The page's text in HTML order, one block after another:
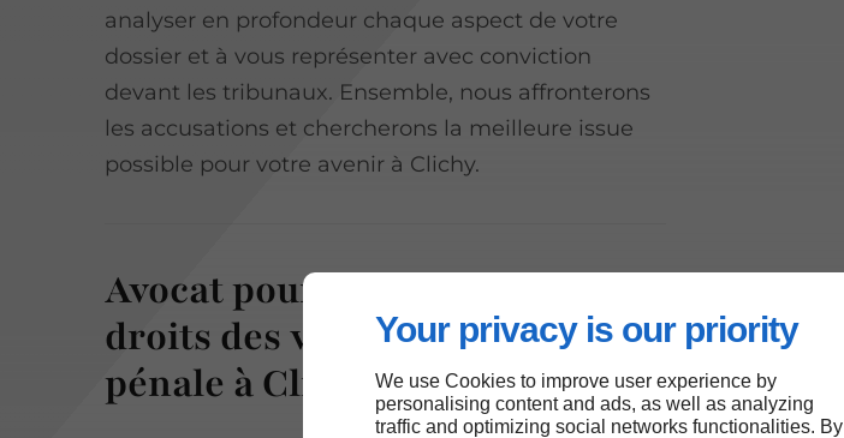
Your privacy is our priority
We use Cookies to improve user experience by
personalising content and ads, as well as analyzing
traffic and optimizing social networks functionalities. By
analyser en profondeur chaque aspect de votre
dossier et à vous représenter avec conviction
devant les tribunaux. Ensemble, nous affronterons
les accusations et chercherons la meilleure issue
possible pour votre avenir à Clichy.
Avocat pour faire valoir les
droits des victimes d’infraction
pénale à Clichy